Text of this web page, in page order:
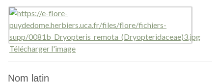
Télécharger l'image
Nom latin